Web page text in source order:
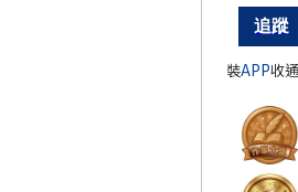
裝APP收